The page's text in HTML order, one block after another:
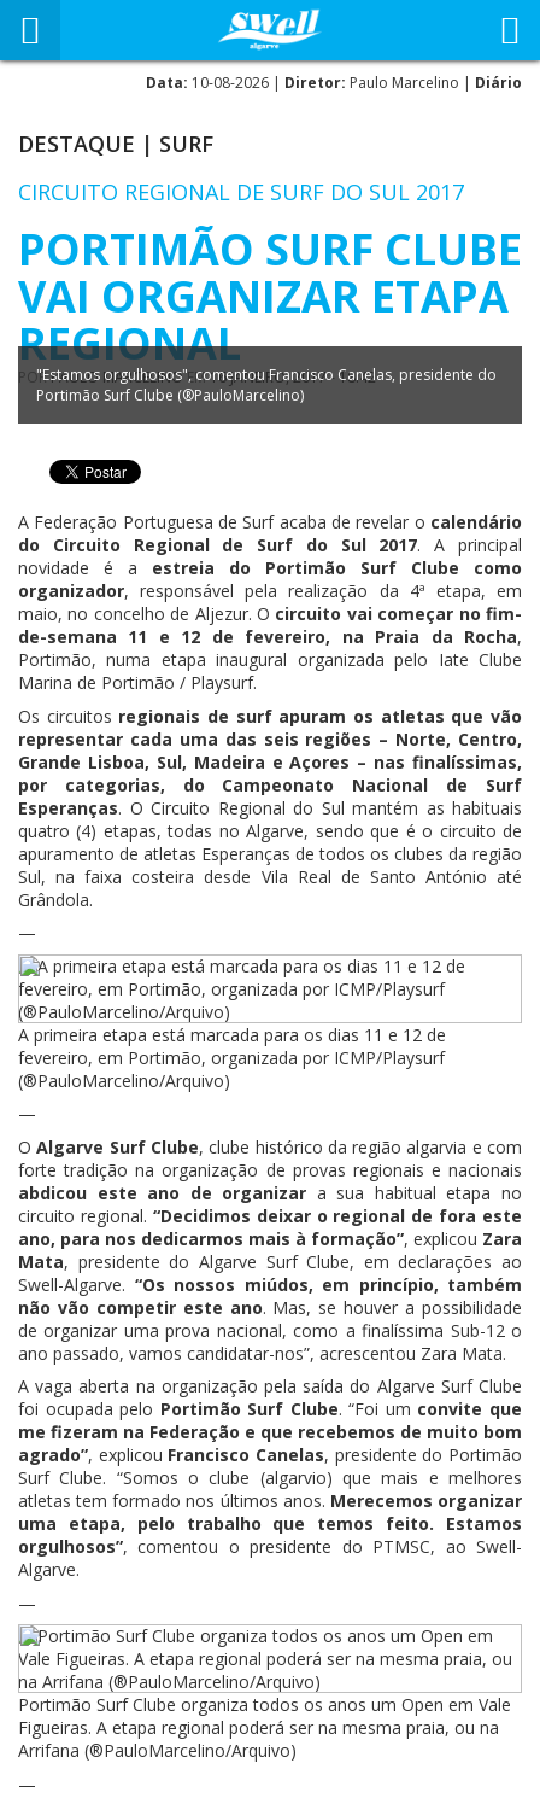
Data: 10-08-2026 | Diretor: Paulo Marcelino | Diário
DESTAQUE | SURF
CIRCUITO REGIONAL DE SURF DO SUL 2017
PORTIMÃO SURF CLUBE
VAI ORGANIZAR ETAPA
REGIONAL
PORPAULO MARCELINOEM16 JANEIRO, 2017 - 18:42
"Estamos orgulhosos", comentou Francisco Canelas, presidente do
Portimão Surf Clube (®PauloMarcelino)
A Federação Portuguesa de Surf acaba de revelar o calendário
do Circuito Regional de Surf do Sul 2017. A principal
novidade é a estreia do Portimão Surf Clube como
organizador, responsável pela realização da 4ª etapa, em
maio, no concelho de Aljezur. O circuito vai começar no fim-
de-semana 11 e 12 de fevereiro, na Praia da Rocha,
Portimão, numa etapa inaugural organizada pelo Iate Clube
Marina de Portimão / Playsurf.
Os circuitos regionais de surf apuram os atletas que vão
representar cada uma das seis regiões – Norte, Centro,
Grande Lisboa, Sul, Madeira e Açores – nas finalíssimas,
por categorias, do Campeonato Nacional de Surf
Esperanças. O Circuito Regional do Sul mantém as habituais
quatro (4) etapas, todas no Algarve, sendo que é o circuito de
apuramento de atletas Esperanças de todos os clubes da região
Sul, na faixa costeira desde Vila Real de Santo António até
Grândola.
—
A primeira etapa está marcada para os dias 11 e 12 de
fevereiro, em Portimão, organizada por ICMP/Playsurf
(®PauloMarcelino/Arquivo)
—
OAlgarve Surf Clube, clube histórico da região algarvia e com
forte tradição na organização de provas regionais e nacionais
abdicou este ano de organizar a sua habitual etapa no
circuito regional. “Decidimos deixar o regional de fora este
ano, para nos dedicarmos mais à formação”, explicou Zara
Mata, presidente do Algarve Surf Clube, em declarações ao
Swell-Algarve. “Os nossos miúdos, em princípio, também
não vão competir este ano. Mas, se houver a possibilidade
de organizar uma prova nacional, como a finalíssima Sub-12 o
ano passado, vamos candidatar-nos”, acrescentou Zara Mata.
A vaga aberta na organização pela saída do Algarve Surf Clube
foi ocupada pelo Portimão Surf Clube. “Foi um convite que
me fizeram na Federação e que recebemos de muito bom
agrado”, explicou Francisco Canelas, presidente do Portimão
Surf Clube. “Somos o clube (algarvio) que mais e melhores
atletas tem formado nos últimos anos. Merecemos organizar
uma etapa, pelo trabalho que temos feito. Estamos
orgulhosos”, comentou o presidente do PTMSC, ao Swell-
Algarve.
—
Portimão Surf Clube organiza todos os anos um Open em Vale
Figueiras. A etapa regional poderá ser na mesma praia, ou na
Arrifana (®PauloMarcelino/Arquivo)
—